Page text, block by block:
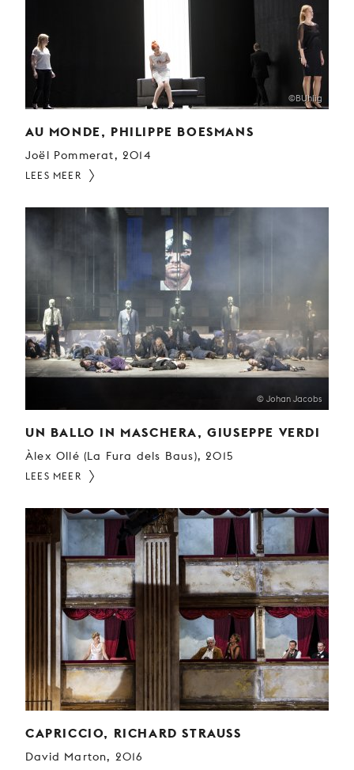
©BUhlig
AU MONDE, PHILIPPE BOESMANS
Joël Pommerat, 2014
LEES MEER
© Johan Jacobs
UN BALLO IN MASCHERA, GIUSEPPE VERDI
Àlex Ollé (La Fura dels Baus), 2015
LEES MEER
CAPRICCIO, RICHARD STRAUSS
David Marton, 2016